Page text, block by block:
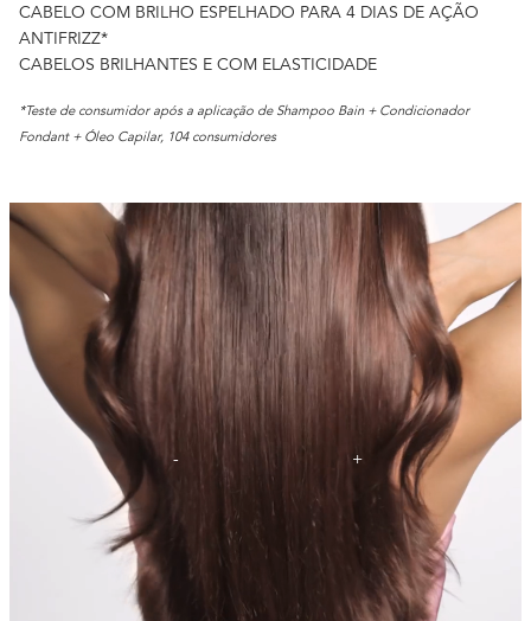
CABELO COM BRILHO ESPELHADO PARA 4 DIAS DE AÇÃO
ANTIFRIZZ*
CABELOS BRILHANTES E COM ELASTICIDADE
*Teste de consumidor após a aplicação de Shampoo Bain + Condicionador
Fondant + Óleo Capilar, 104 consumidores